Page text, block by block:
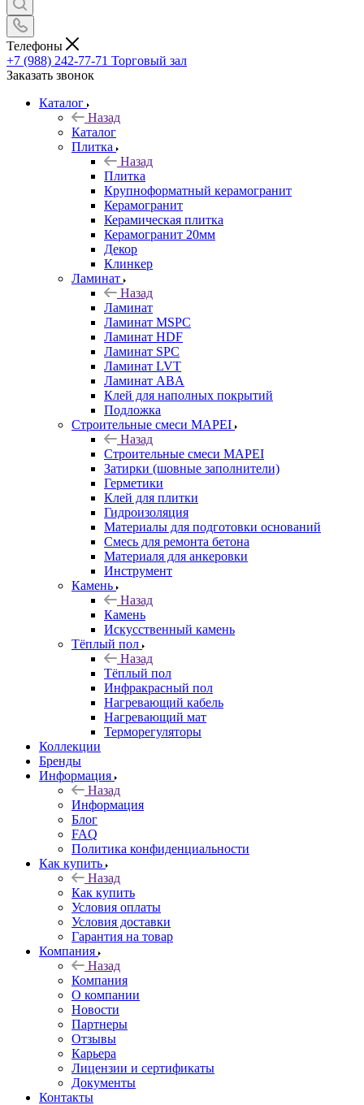
Телефоны
+7 (988) 242-77-71 Торговый зал
Заказать звонок
Каталог
Назад
Каталог
Плитка
Назад
Плитка
Крупноформатный керамогранит
Керамогранит
Керамическая плитка
Керамогранит 20мм
Декор
Клинкер
Ламинат
Назад
Ламинат
Ламинат MSPC
Ламинат HDF
Ламинат SPC
Ламинат LVT
Ламинат ABA
Клей для наполных покрытий
Подложка
Строительные смеси MAPEI
Назад
Строительные смеси MAPEI
Затирки (шовные заполнители)
Герметики
Клей для плитки
Гидроизоляция
Материалы для подготовки оснований
Смесь для ремонта бетона
Материаля для анкеровки
Инструмент
Камень
Назад
Камень
Искусственный камень
Тёплый пол
Назад
Тёплый пол
Инфракрасный пол
Нагревающий кабель
Нагревающий мат
Терморегуляторы
Коллекции
Бренды
Информация
Назад
Информация
Блог
FAQ
Политика конфиденциальности
Как купить
Назад
Как купить
Условия оплаты
Условия доставки
Гарантия на товар
Компания
Назад
Компания
О компании
Новости
Партнеры
Отзывы
Карьера
Лицензии и сертификаты
Документы
Контакты